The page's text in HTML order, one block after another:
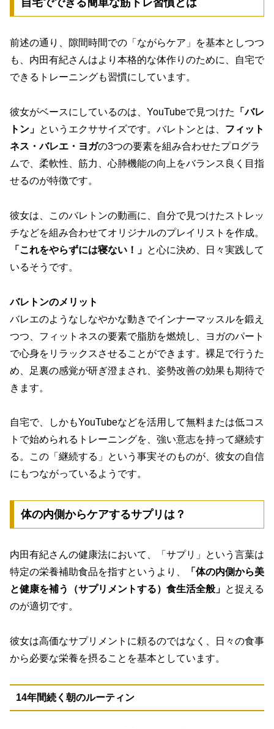
自宅でできる簡単な筋トレ習慣とは
前述の通り、隙間時間での「ながらケア」を基本としつつ
も、内田有紀さんはより本格的な体作りのために、自宅で
できるトレーニングも習慣にしています。
彼女がベースにしているのは、YouTubeで見つけた
「バレ
トン」 というエクササイズです。バレトンとは、 フィット
ネス・バレエ・ヨガの3つの要素を組み合わせたプログラ
ムで、柔軟性、筋力、心肺機能の向上をバランス良く目指
せるのが特徴です。
彼女は、このバレトンの動画に、自分で見つけたストレッ
チなどを組み合わせてオリジナルのプレイリストを作成。
「これをやらずには寝ない！」 と心に決め、日々実践して
いるそうです。
バレトンのメリット
バレエのようなしなやかな動きでインナーマッスルを鍛え
つつ、フィットネスの要素で脂肪を燃焼し、ヨガのパート
で心身をリラックスさせることができます。裸足で行うた
め、足裏の感覚が研ぎ澄まされ、姿勢改善の効果も期待で
きます。
自宅で、しかもYouTubeなどを活用して無料または低コス
トで始められるトレーニングを、強い意志を持って継続す
る。この 「継続する」という事実そのものが、彼女の自信
にもつながっている ようです。
体の内側からケアするサプリは？
内田有紀さんの健康法において、「サプリ」という言葉は
特定の栄養補助食品を指すというより、
「体の内側から美
と健康を補う（サプリメントする）食生活全般」 と捉える
のが適切です。
彼女は高価なサプリメントに頼るのではなく、日々の食事
から必要な栄養を摂ることを基本としています。
14年間続く朝のルーティン